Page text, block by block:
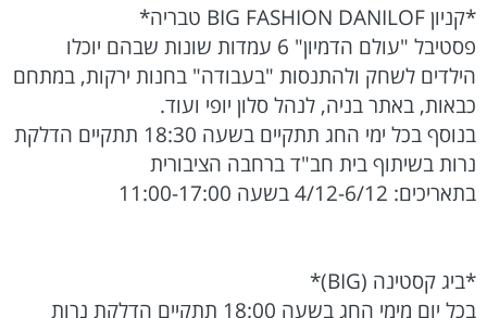
*קניון BIG FASHION DANILOF טבריה*
פסטיבל "עולם הדמיון" 6 עמדות שונות שבהם יוכלו
הילדים לשחק ולהתנסות "בעבודה" בחנות ירקות, במתחם
כבאות, באתר בניה, לנהל סלון יופי ועוד.
בנוסף בכל ימי החג תתקיים בשעה 18:30 תתקיים הדלקת
נרות בשיתוף בית חב"ד ברחבה הציבורית
בתאריכים: 4/12-6/12 בשעה 11:00-17:00
*ביג קסטינה (BIG)*
בכל יום מימי החג בשעה 18:00 תתקיים הדלקת נרות